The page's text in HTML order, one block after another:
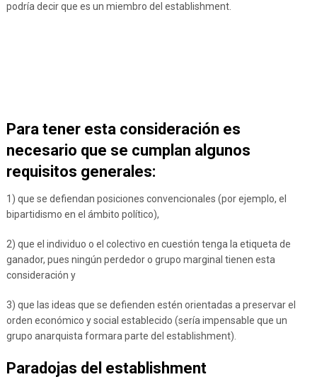
podría decir que es un miembro del establishment.
Para tener esta consideración es
necesario que se cumplan algunos
requisitos generales:
1) que se defiendan posiciones convencionales (por ejemplo, el
bipartidismo en el ámbito político),
2) que el individuo o el colectivo en cuestión tenga la etiqueta de
ganador, pues ningún perdedor o grupo marginal tienen esta
consideración y
3) que las ideas que se defienden estén orientadas a preservar el
orden económico y social establecido (sería impensable que un
grupo anarquista formara parte del establishment).
Paradojas del establishment